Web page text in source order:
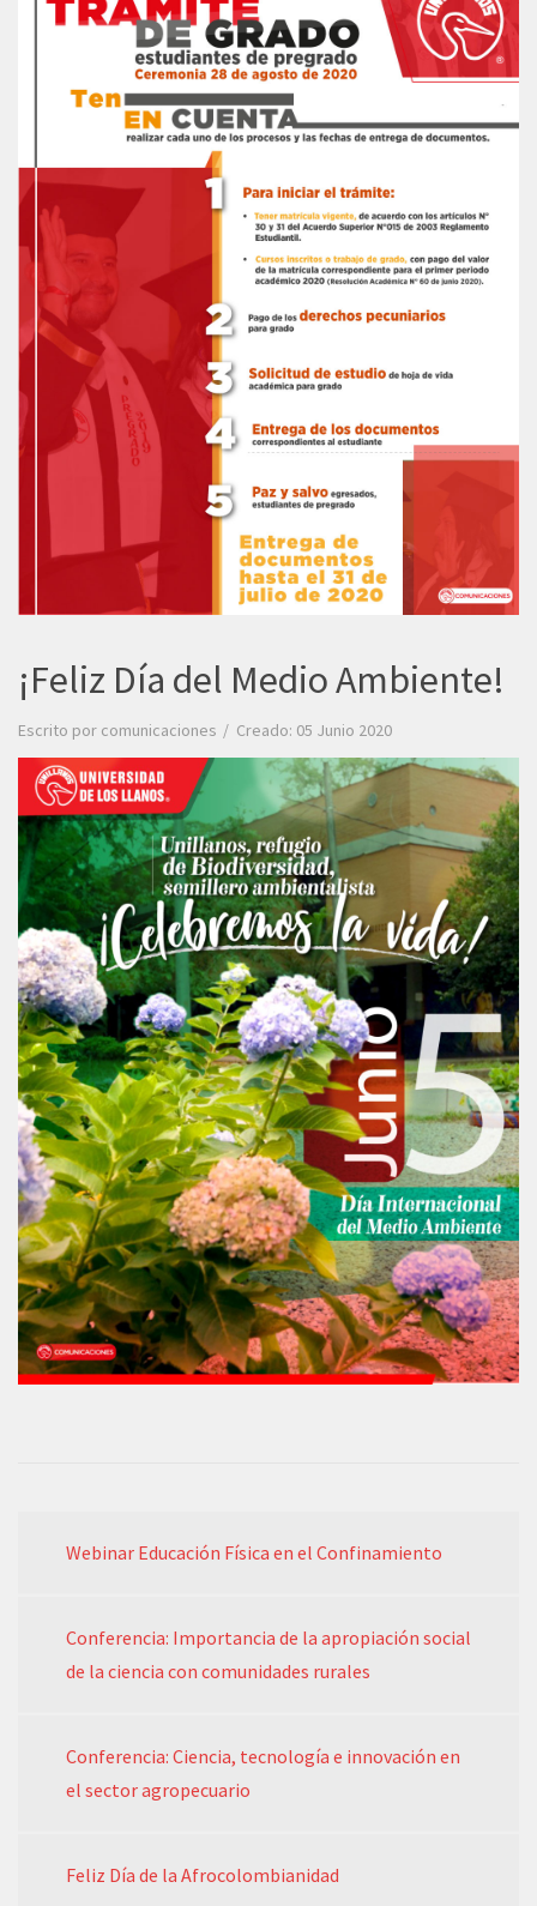
¡Feliz Día del Medio Ambiente!
Escrito por comunicaciones Creado: 05 Junio 2020
Webinar Educación Física en el Confinamiento
Conferencia: Importancia de la apropiación social
de la ciencia con comunidades rurales
Conferencia: Ciencia, tecnología e innovación en
el sector agropecuario
Feliz Día de la Afrocolombianidad